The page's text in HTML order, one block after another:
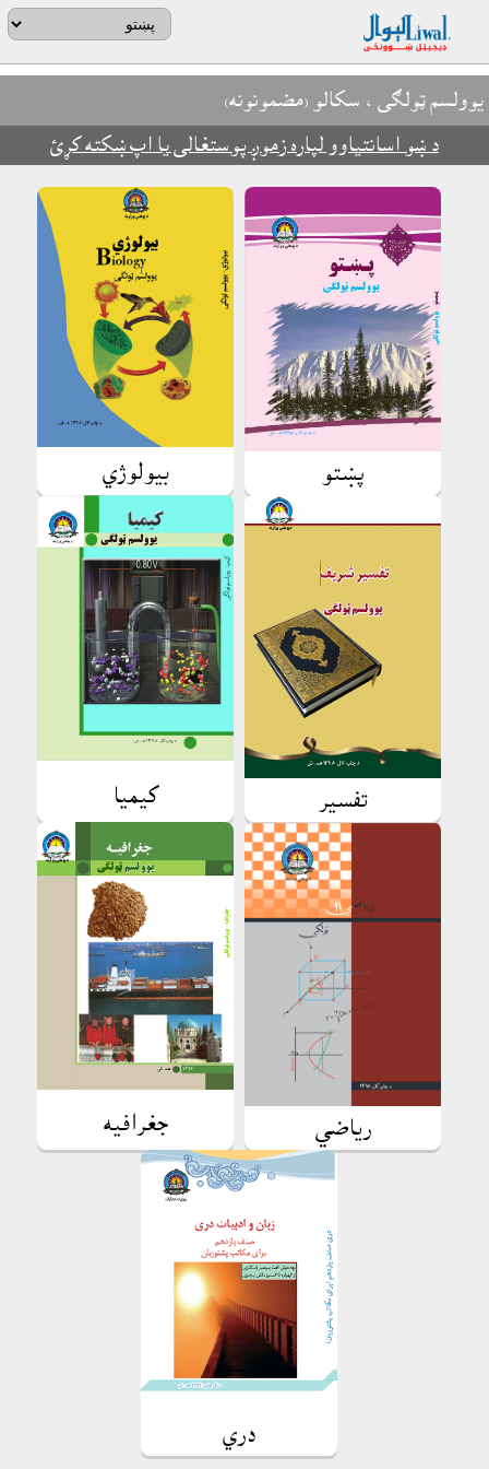
يوولسم ټولګى ، سکالو (مضمونونه)
د ښو اسانتياوو لپاره زموږ پوستغالى يا اپ ښکته کړئ
پښتو بيولوژي
تفسير کيميا
رياضي جغرافيه
دري